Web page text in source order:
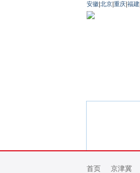
安徽 北京 重庆 福建
首页 京津冀